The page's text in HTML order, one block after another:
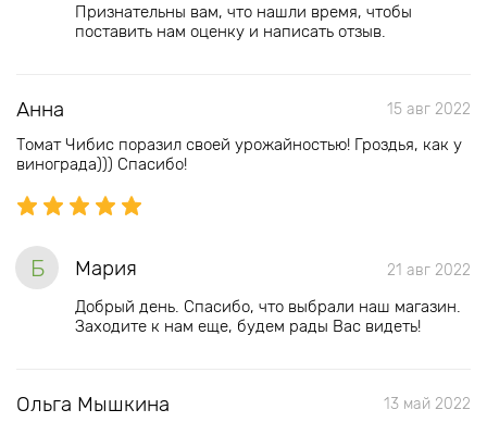
Признательны вам, что нашли время, чтобы
поставить нам оценку и написать отзыв.
Анна 15 авг 2022
Томат Чибис поразил своей урожайностью! Гроздья, как у
винограда))) Спасибо!
Б Мария 21 авг 2022
Добрый день. Спасибо, что выбрали наш магазин.
Заходите к нам еще, будем рады Вас видеть!
Ольга Мышкина 13 май 2022